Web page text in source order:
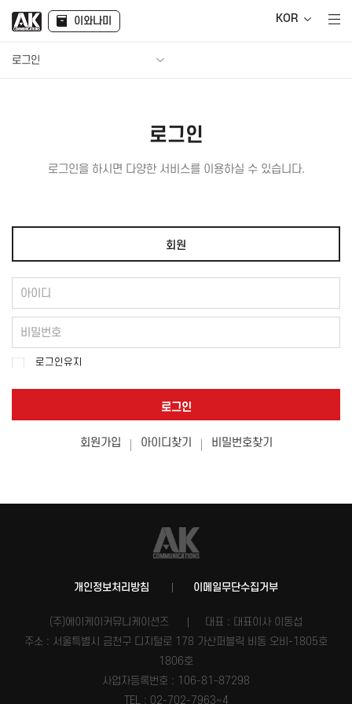
이와나미 KOR
로그인
로그인
로그인을 하시면 다양한 서비스를 이용하실 수 있습니다.
회원
로그인유지
로그인
회원가입 아이디찾기 비밀번호찾기
개인정보처리방침 이메일무단수집거부
(주)에이케이커뮤니케이션즈
대표 : 대표이사 이동섭
주소 : 서울특별시 금천구 디지털로 178 가산퍼블릭 비동 오비-1805호
1806호
사업자등록번호 : 106-81-87298
TEL : 02-702-7963~4